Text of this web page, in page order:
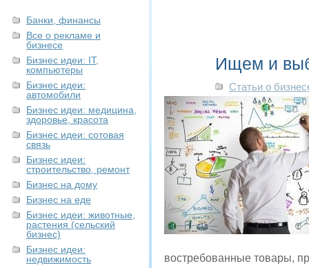
Банки, финансы
Все о рекламе и
бизнесе
Бизнес идеи: IT,
компьютеры
Бизнес идеи:
автомобили
Бизнес идеи: медицина,
здоровье, красота
Бизнес идеи: сотовая
связь
Бизнес идеи:
строительство, ремонт
Бизнес на дому
Бизнес на еде
Бизнес идеи: животные,
растения (сельский
бизнес)
Бизнес идеи:
недвижимость
Ищем и
Статьи о
востребованные товары,